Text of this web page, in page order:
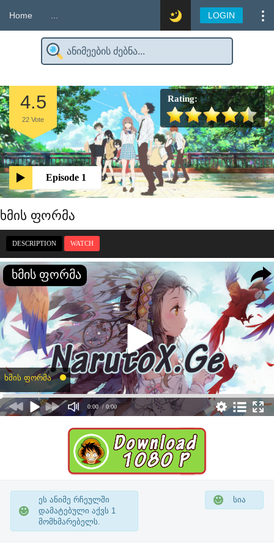
Home LOGIN
Episode 1
4.5
22 Vote
Rating:
ხმის ფორმა
DESCRIPTION WATCH
ხმის ფორმა
0:00 / 0:00
ხმის ფორმა
ეს ანიმე რჩეულში
დამატებული აქვს 1
მომხმარებელს.
სია